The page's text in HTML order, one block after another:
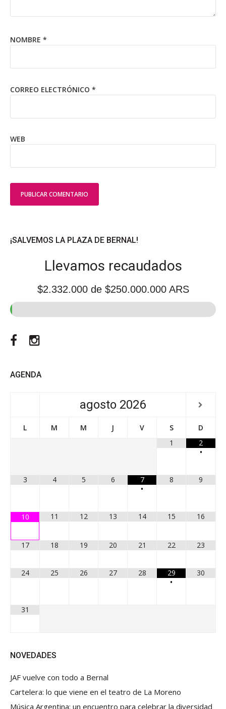
NOMBRE *
CORREO ELECTRÓNICO *
WEB
¡SALVEMOS LA PLAZA DE BERNAL!
Llevamos recaudados
$2.332.000de $250.000.000 ARS
Facebook
AGENDA
agosto 2026
L M M J V S
D
1
2
•
3 4 5 6
7
•
8 9
10 11 12 13 14 15 16
17 18 19 20 21 22 23
24 25 26 27 28
29
•
30
31
NOVEDADES
JAF vuelve con todo a Bernal
Cartelera: lo que viene en el teatro de La Moreno
Música Argentina: un encuentro para celebrar la diversidad